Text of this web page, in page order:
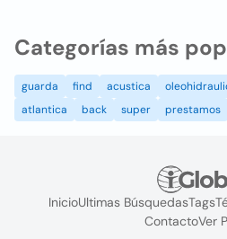
Categorías más
guarda find acustica
atlantica
back super prestamos
InicioUltimas BúsquedasTags
ContactoVer